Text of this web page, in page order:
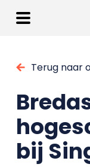
Terug naar
bij